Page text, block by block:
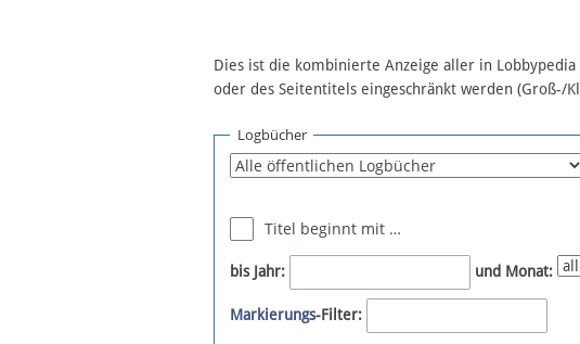
Dies ist die kombinierte Anzeige aller in Lobbypedia
oder des Seitentitels eingeschränkt werden (Groß-/
Logbücher
Titel beginnt mit …
bis Jahr: und Monat:
Markierungs-Filter: